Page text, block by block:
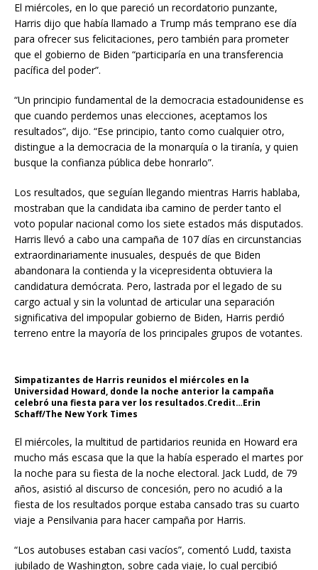
El miércoles, en lo que pareció un recordatorio punzante,
Harris dijo que había llamado a Trump más temprano ese día
para ofrecer sus felicitaciones, pero también para prometer
que el gobierno de Biden “participaría en una transferencia
pacífica del poder”.
“Un principio fundamental de la democracia estadounidense es
que cuando perdemos unas elecciones, aceptamos los
resultados”, dijo. “Ese principio, tanto como cualquier otro,
distingue a la democracia de la monarquía o la tiranía, y quien
busque la confianza pública debe honrarlo”.
Los resultados, que seguían llegando mientras Harris hablaba,
mostraban que la candidata iba camino de perder tanto el
voto popular nacional como los siete estados más disputados.
Harris llevó a cabo una campaña de 107 días en circunstancias
extraordinariamente inusuales, después de que Biden
abandonara la contienda y la vicepresidenta obtuviera la
candidatura demócrata. Pero, lastrada por el legado de su
cargo actual y sin la voluntad de articular una separación
significativa del impopular gobierno de Biden, Harris perdió
terreno entre la mayoría de los principales grupos de votantes.
Simpatizantes de Harris reunidos el miércoles en la
Universidad Howard, donde la noche anterior la campaña
celebró una fiesta para ver los resultados.Credit…Erin
Schaff/The New York Times
El miércoles, la multitud de partidarios reunida en Howard era
mucho más escasa que la que la había esperado el martes por
la noche para su fiesta de la noche electoral. Jack Ludd, de 79
años, asistió al discurso de concesión, pero no acudió a la
fiesta de los resultados porque estaba cansado tras su cuarto
viaje a Pensilvania para hacer campaña por Harris.
“Los autobuses estaban casi vacíos”, comentó Ludd, taxista
jubilado de Washington, sobre cada viaje, lo cual percibió